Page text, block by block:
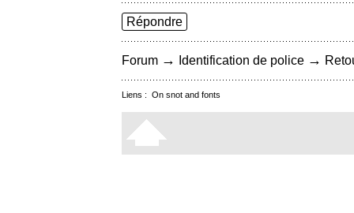
Répondre
Forum → Identification de police →
Liens : On snot and fonts